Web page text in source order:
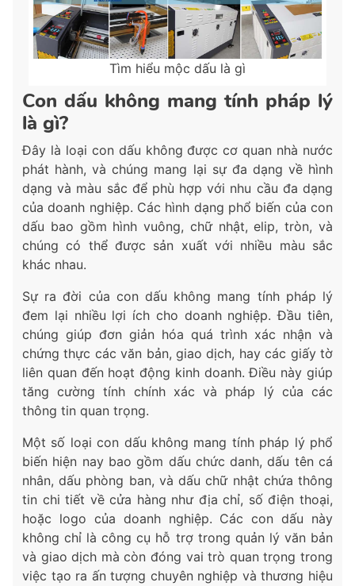
Tìm hiểu mộc dấu là gì
Con dấu không mang tính pháp lý
là gì?
Đây là loại con dấu không được cơ quan nhà nước
phát hành, và chúng mang lại sự đa dạng về hình
dạng và màu sắc để phù hợp với nhu cầu đa dạng
của doanh nghiệp. Các hình dạng phổ biến của con
dấu bao gồm hình vuông, chữ nhật, elip, tròn, và
chúng có thể được sản xuất với nhiều màu sắc
khác nhau.
Sự ra đời của con dấu không mang tính pháp lý
đem lại nhiều lợi ích cho doanh nghiệp. Đầu tiên,
chúng giúp đơn giản hóa quá trình xác nhận và
chứng thực các văn bản, giao dịch, hay các giấy tờ
liên quan đến hoạt động kinh doanh. Điều này giúp
tăng cường tính chính xác và pháp lý của các
thông tin quan trọng.
Một số loại con dấu không mang tính pháp lý phổ
biến hiện nay bao gồm dấu chức danh, dấu tên cá
nhân, dấu phòng ban, và dấu chữ nhật chứa thông
tin chi tiết về cửa hàng như địa chỉ, số điện thoại,
hoặc logo của doanh nghiệp. Các con dấu này
không chỉ là công cụ hỗ trợ trong quản lý văn bản
và giao dịch mà còn đóng vai trò quan trọng trong
việc tạo ra ấn tượng chuyên nghiệp và thương hiệu